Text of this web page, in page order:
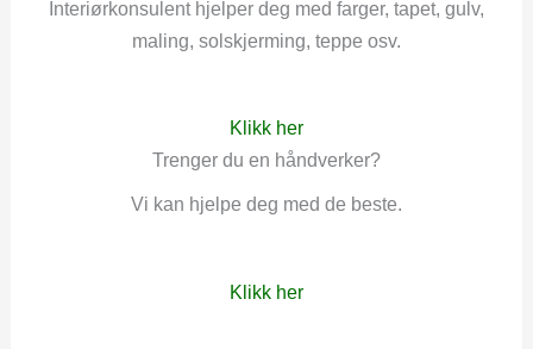
Interiørkonsulent hjelper deg med farger, tapet, gulv,
maling, solskjerming, teppe osv.
Klikk her
Trenger du en håndverker?
Vi kan hjelpe deg med de beste.
Klikk her